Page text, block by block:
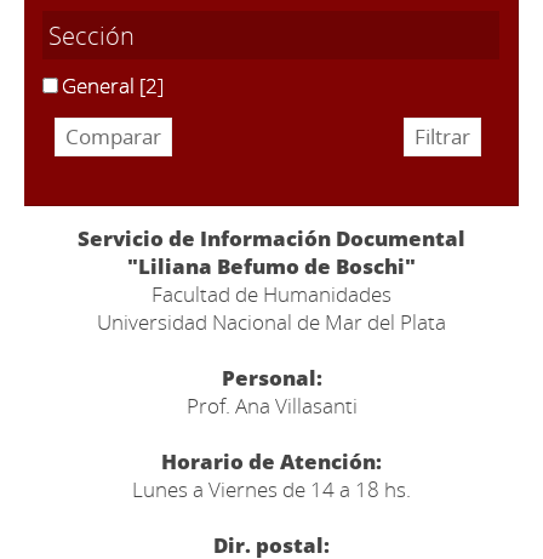
Sección
General [2]
Servicio de Información Documental
"Liliana Befumo de Boschi"
Facultad de Humanidades
Universidad Nacional de Mar del Plata
Personal:
Prof. Ana Villasanti
Horario de Atención:
Lunes a Viernes de 14 a 18 hs.
Dir. postal: